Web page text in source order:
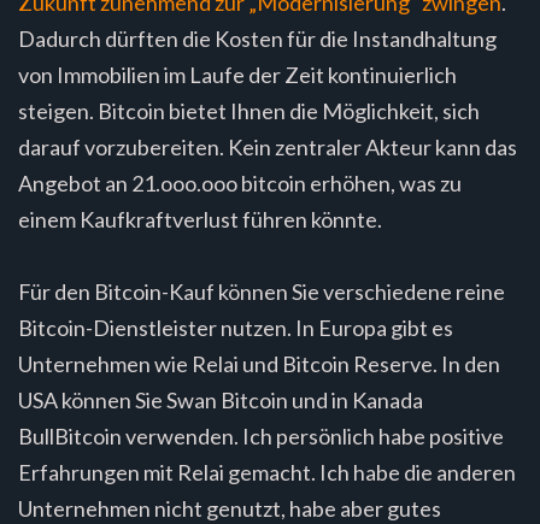
Dadurch dürften die Kosten für die Instandhaltung
von Immobilien im Laufe der Zeit kontinuierlich
steigen. Bitcoin bietet Ihnen die Möglichkeit, sich
darauf vorzubereiten. Kein zentraler Akteur kann das
Angebot an 21.ooo.ooo bitcoin erhöhen, was zu
einem Kaufkraftverlust führen könnte.
Für den Bitcoin-Kauf können Sie verschiedene reine
Bitcoin-Dienstleister nutzen. In Europa gibt es
Unternehmen wie Relai und Bitcoin Reserve. In den
USA können Sie Swan Bitcoin und in Kanada
BullBitcoin verwenden. Ich persönlich habe positive
Erfahrungen mit Relai gemacht. Ich habe die anderen
Unternehmen nicht genutzt, habe aber gutes